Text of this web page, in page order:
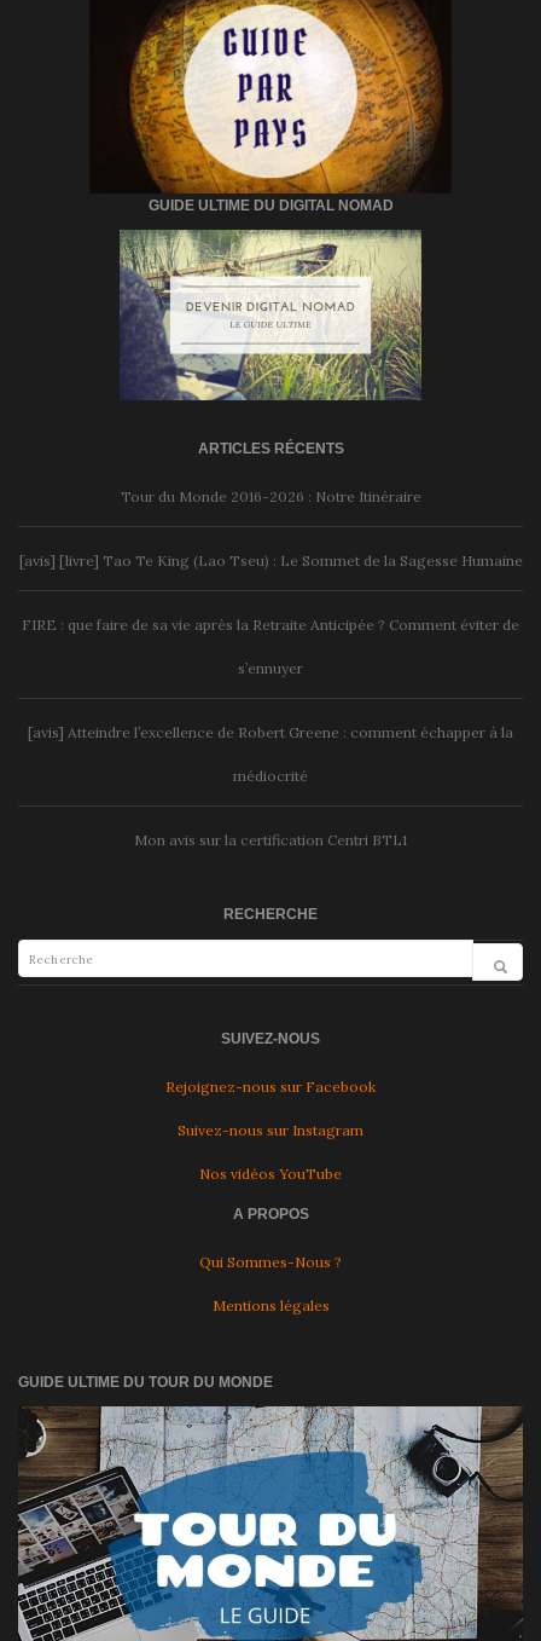
GUIDE ULTIME DU DIGITAL NOMAD
ARTICLES RÉCENTS
Tour du Monde 2016-2026 : Notre Itinéraire
[avis] [livre] Tao Te King (Lao Tseu) : Le Sommet de la Sagesse Humaine
FIRE : que faire de sa vie après la Retraite Anticipée ? Comment éviter de
s’ennuyer
[avis] Atteindre l’excellence de Robert Greene : comment échapper à la
médiocrité
Mon avis sur la certification Centri BTL1
RECHERCHE
SUIVEZ-NOUS
Rejoignez-nous sur Facebook
Suivez-nous sur Instagram
Nos vidéos YouTube
A PROPOS
Qui Sommes-Nous ?
Mentions légales
GUIDE ULTIME DU TOUR DU MONDE